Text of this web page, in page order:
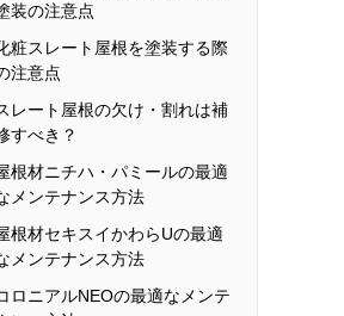
装の注意点
粧スレート屋根を塗装する際
注意点
レート屋根の欠け・割れは補
すべき？
根材ニチハ・パミールの最適
メンテナンス方法
根材セキスイかわらUの最適
メンテナンス方法
ロニアルNEOの最適なメンテ